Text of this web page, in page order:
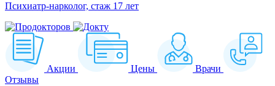
Психиатр-нарколог, стаж 17 лет
Акции Цены
Врачи
Отзывы